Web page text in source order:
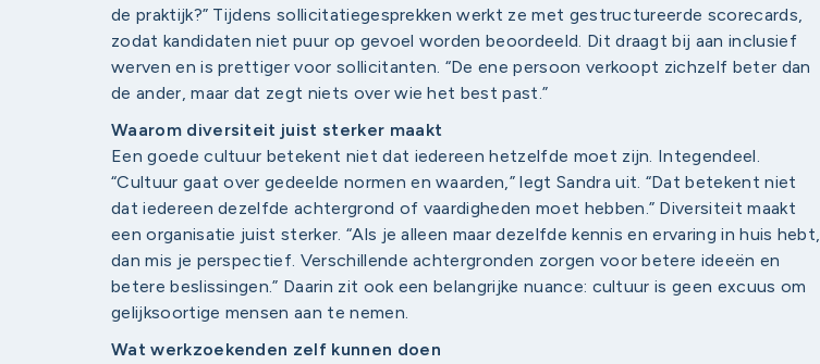
de praktijk?” Tijdens sollicitatiegesprekken werkt ze met gestructureerde scorecards,
zodat kandidaten niet puur op gevoel worden beoordeeld. Dit draagt bij aan inclusief
werven en is prettiger voor sollicitanten. “De ene persoon verkoopt zichzelf beter dan
de ander, maar dat zegt niets over wie het best past.”
Waarom diversiteit juist sterker maakt
Een goede cultuur betekent niet dat iedereen hetzelfde moet zijn. Integendeel.
“Cultuur gaat over gedeelde normen en waarden,” legt Sandra uit. “Dat betekent niet
dat iedereen dezelfde achtergrond of vaardigheden moet hebben.” Diversiteit maakt
een organisatie juist sterker. “Als je alleen maar dezelfde kennis en ervaring in huis hebt,
dan mis je perspectief. Verschillende achtergronden zorgen voor betere ideeën en
betere beslissingen.” Daarin zit ook een belangrijke nuance: cultuur is geen excuus om
gelijksoortige mensen aan te nemen.
Wat werkzoekenden zelf kunnen doen